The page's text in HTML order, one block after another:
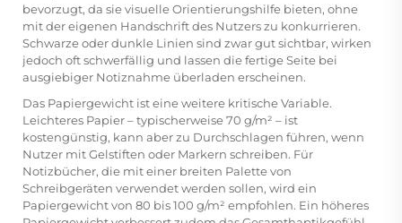
bevorzugt, da sie visuelle Orientierungshilfe bieten, ohne
mit der eigenen Handschrift des Nutzers zu konkurrieren.
Schwarze oder dunkle Linien sind zwar gut sichtbar, wirken
jedoch oft schwerfällig und lassen die fertige Seite bei
ausgiebiger Notiznahme überladen erscheinen.
Das Papiergewicht ist eine weitere kritische Variable.
Leichteres Papier – typischerweise 70 g/m² – ist
kostengünstig, kann aber zu Durchschlagen führen, wenn
Nutzer mit Gelstiften oder Markern schreiben. Für
Notizbücher, die mit einer breiten Palette von
Schreibgeräten verwendet werden sollen, wird ein
Papiergewicht von 80 bis 100 g/m² empfohlen. Ein höheres